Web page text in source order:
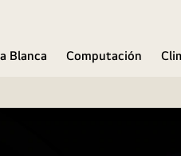
Blanca Computación